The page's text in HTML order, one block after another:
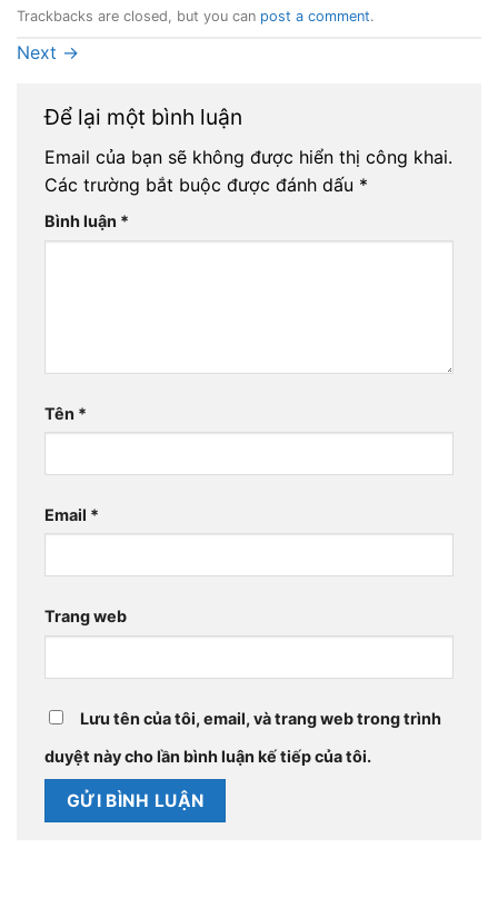
Trackbacks are closed, but you can post a comment.
Next →
Để lại một bình luận
Email của bạn sẽ không được hiển thị công khai.
Các trường bắt buộc được đánh dấu *
Bình luận *
Tên *
Email *
Trang web
Lưu tên của tôi, email, và trang web trong trình
duyệt này cho lần bình luận kế tiếp của tôi.